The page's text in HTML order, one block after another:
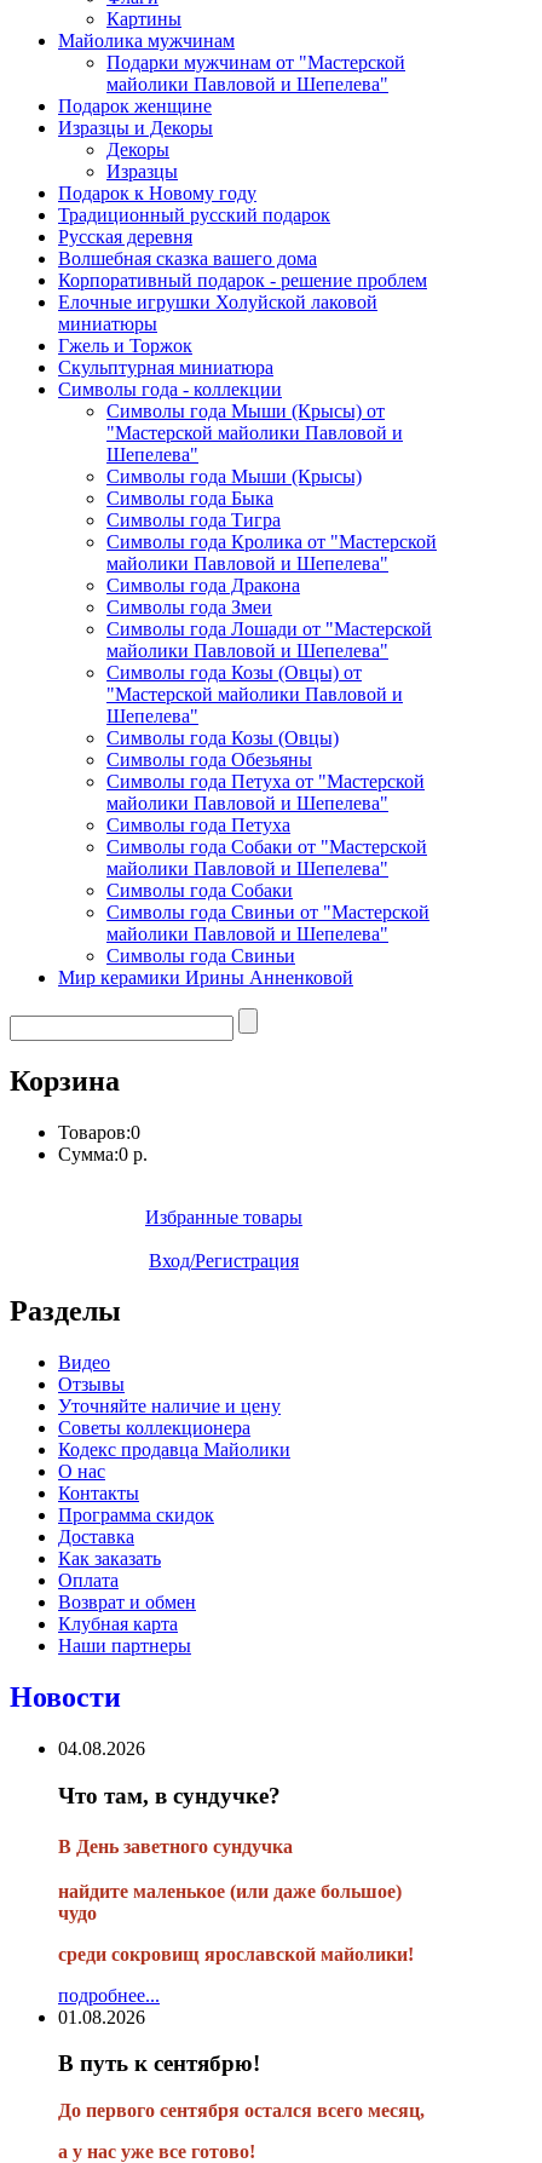
Картины
Майолика мужчинам
Подарки мужчинам от "Мастерской
майолики Павловой и Шепелева"
Подарок женщине
Изразцы и Декоры
Декоры
Изразцы
Подарок к Новому году
Традиционный русский подарок
Русская деревня
Волшебная сказка вашего дома
Корпоративный подарок - решение проблем
Елочные игрушки Холуйской лаковой
миниатюры
Гжель и Торжок
Скульптурная миниатюра
Символы года - коллекции
Символы года Мыши (Крысы) от
"Мастерской майолики Павловой и
Шепелева"
Символы года Мыши (Крысы)
Символы года Быка
Символы года Тигра
Символы года Кролика от "Мастерской
майолики Павловой и Шепелева"
Символы года Дракона
Символы года Змеи
Символы года Лошади от "Мастерской
майолики Павловой и Шепелева"
Символы года Козы (Овцы) от
"Мастерской майолики Павловой и
Шепелева"
Символы года Козы (Овцы)
Символы года Обезьяны
Символы года Петуха от "Мастерской
майолики Павловой и Шепелева"
Символы года Петуха
Символы года Собаки от "Мастерской
майолики Павловой и Шепелева"
Символы года Собаки
Символы года Свиньи от "Мастерской
майолики Павловой и Шепелева"
Символы года Свиньи
Мир керамики Ирины Анненковой
Корзина
Товаров:0
Сумма:0 р.
Избранные товары
Вход/Регистрация
Разделы
Видео
Отзывы
Уточняйте наличие и цену
Советы коллекционера
Кодекс продавца Майолики
О нас
Контакты
Программа скидок
Доставка
Как заказать
Оплата
Возврат и обмен
Клубная карта
Наши партнеры
Новости
04.08.2026
Что там, в сундучке?
В День заветного сундучка
найдите маленькое (или даже большое)
чудо
среди сокровищ ярославской майолики!
подробнее...
01.08.2026
В путь к сентябрю!
До первого сентября остался всего месяц,
а у нас уже все готово!